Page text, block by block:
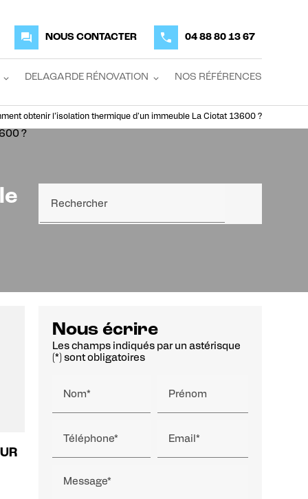
NOUS CONTACTER 04 88 80 13 67
DELAGARDE RÉNOVATION NOS RÉFÉRENCES
obtenir l’isolation thermique d'un immeuble La Ciotat 13600 ?
Rechercher
Nous écrire
Les champs indiqués par un astérisque
(*) sont obligatoires
Nom* Prénom
Téléphone* Email*
Message*